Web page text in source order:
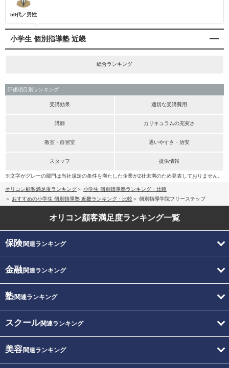
50代／男性
小学生 個別指導塾 近畿
総合ランキング
評価項目別ランキング
受講効果 適切な受講費用
講師 カリキュラムの充実さ
教室・自習室 通いやすさ・治安
スタッフ 提供情報
※文字がグレーの部門は当社規定の条件を満たした企業が2社未満のため発表しておりません。
オリコン顧客満足度ランキング
小学生 個別指導塾ランキング・比較
おすすめの小学生 個別指導塾 近畿ランキング・比較
個別指導学院フリーステップ
オリコン顧客満足度ランキング一覧
保険関連ランキング
金融関連ランキング
塾関連ランキング
スクール関連ランキング
美容関連ランキング